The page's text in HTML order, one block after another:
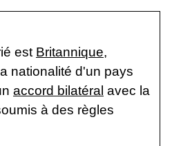
est Britannique,
nationalité d'un pays
accord bilatéral avec la
à des règles